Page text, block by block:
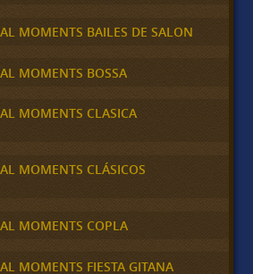
MOMENTS BAILES DE SALON
MOMENTS BOSSA
MOMENTS CLASICA
MOMENTS CLÁSICOS
MOMENTS COPLA
MOMENTS FIESTA GITANA